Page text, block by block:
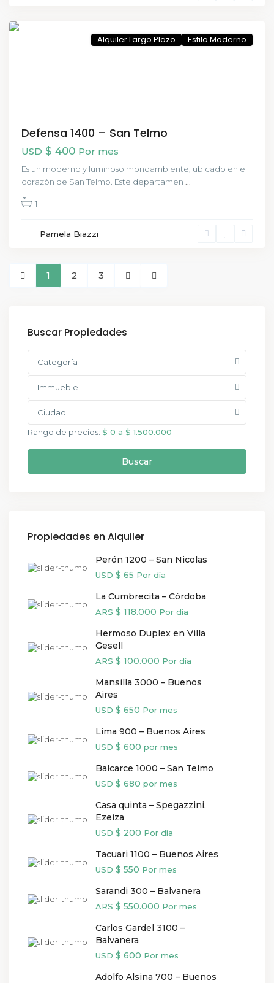
Alquiler Largo Plazo Estilo Moderno
Defensa 1400 – San Telmo
USD $ 400 Por mes
Es un moderno y luminoso monoambiente, ubicado en el
corazón de San Telmo. Este departamen
1
Pamela Biazzi
1 2 3
Buscar Propiedades
Categoría
Immueble
Ciudad
Rango de precios: $ 0 a $ 1.500.000
Buscar
Propiedades en Alquiler
Perón 1200 – San Nicolas
USD $ 65 Por día
La Cumbrecita – Córdoba
ARS $ 118.000 Por día
Hermoso Duplex en Villa
Gesell
ARS $ 100.000 Por día
Mansilla 3000 – Buenos
Aires
USD $ 650 Por mes
Lima 900 – Buenos Aires
USD $ 600 por mes
Balcarce 1000 – San Telmo
USD $ 680 por mes
Casa quinta – Spegazzini,
Ezeiza
USD $ 200 Por día
Tacuari 1100 – Buenos Aires
USD $ 550 Por mes
Sarandi 300 – Balvanera
ARS $ 550.000 Por mes
Carlos Gardel 3100 –
Balvanera
USD $ 600 Por mes
Adolfo Alsina 700 – Buenos